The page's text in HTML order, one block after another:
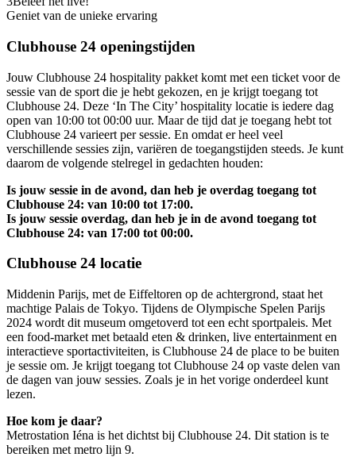
Geniet van de unieke ervaring
Clubhouse 24 openingstijden
Jouw Clubhouse 24 hospitality pakket komt met een ticket voor de
sessie van de sport die je hebt gekozen, en je krijgt toegang tot
Clubhouse 24. Deze ‘In The City’ hospitality locatie is iedere dag
open van 10:00 tot 00:00 uur. Maar de tijd dat je toegang hebt tot
Clubhouse 24 varieert per sessie. En omdat er heel veel
verschillende sessies zijn, variëren de toegangstijden steeds. Je kunt
daarom de volgende stelregel in gedachten houden:
Is jouw sessie in de avond, dan heb je overdag toegang tot
Clubhouse 24: van 10:00 tot 17:00.
Is jouw sessie overdag, dan heb je in de avond toegang tot
Clubhouse 24: van 17:00 tot 00:00.
Clubhouse 24 locatie
Middenin Parijs, met de Eiffeltoren op de achtergrond, staat het
machtige Palais de Tokyo. Tijdens de Olympische Spelen Parijs
2024 wordt dit museum omgetoverd tot een echt sportpaleis. Met
een food-market met betaald eten & drinken, live entertainment en
interactieve sportactiviteiten, is Clubhouse 24 de place to be buiten
je sessie om. Je krijgt toegang tot Clubhouse 24 op vaste delen van
de dagen van jouw sessies. Zoals je in het vorige onderdeel kunt
lezen.
Hoe kom je daar?
Metrostation Iéna is het dichtst bij Clubhouse 24. Dit station is te
bereiken met metro lijn 9.